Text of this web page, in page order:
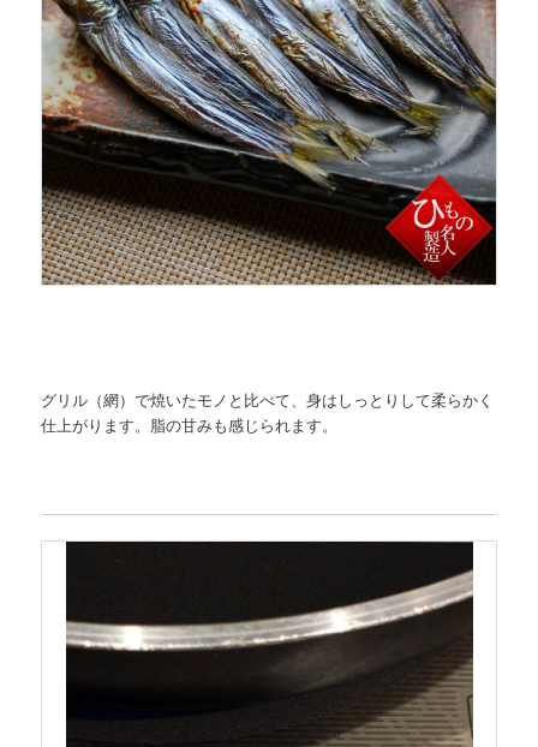
グリル（網）で焼いたモノと比べて、身はしっとりして柔らかく
仕上がります。脂の甘みも感じられます。